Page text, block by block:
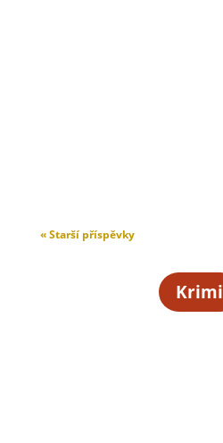
« Starší příspěvky
Krimi